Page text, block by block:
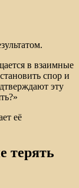
в взаимные
спор и
эту
её
терять